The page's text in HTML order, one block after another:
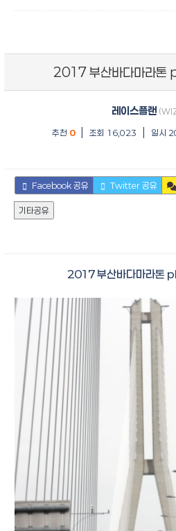
2017 부산바다마라
레이스플랜
추천 0 조회 16,023 일시
Facebook 공유 Twitter 공유
기타공유
2017 부산바다마라톤